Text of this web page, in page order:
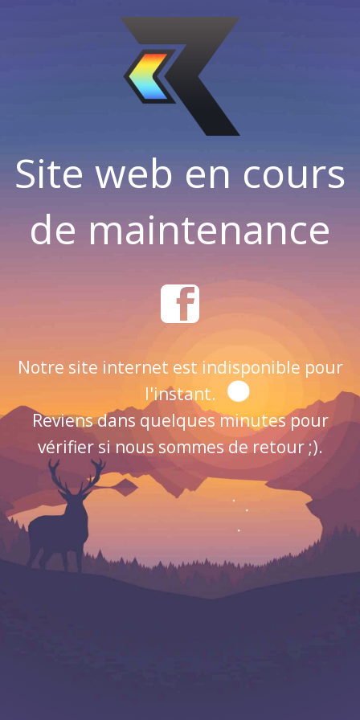
Site web en cours
de maintenance
Notre site internet est indisponible pour
l'instant.
Reviens dans quelques minutes pour
vérifier si nous sommes de retour ;).